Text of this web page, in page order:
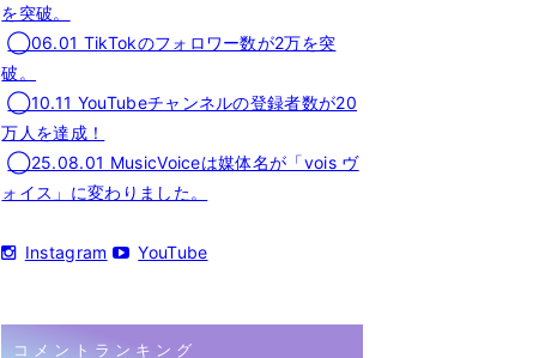
を突破。
◯06.01 TikTokのフォロワー数が2万を突
破。
◯10.11 YouTubeチャンネルの登録者数が20
万人を達成！
◯25.08.01 MusicVoiceは媒体名が「vois ヴ
ォイス」に変わりました。
Instagram YouTube
コメントランキング